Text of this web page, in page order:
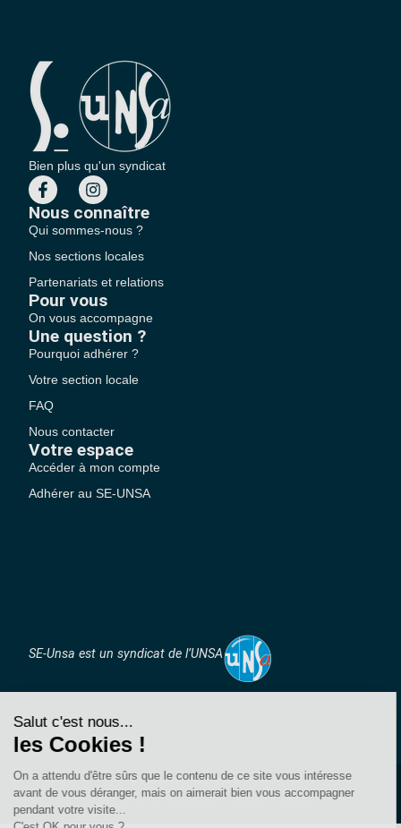
Bien plus qu'un syndicat
Nous connaître
Qui sommes-nous ?
Nos sections locales
Partenariats et relations
Pour vous
On vous accompagne
Une question ?
Pourquoi adhérer ?
Votre section locale
FAQ
Nous contacter
Votre espace
Accéder à mon compte
Adhérer au SE-UNSA
SE-Unsa est un syndicat de l’UNSA
Site réalisé avec ❤️ par AKWO
Politique de confidentialité